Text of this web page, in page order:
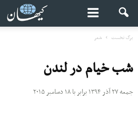
برگ نخست شعر
شب خیام در لندن
جمعه ۲۷ آذر ۱۳۹۴ برابر با ۱۸ دسامبر ۲۰۱۵